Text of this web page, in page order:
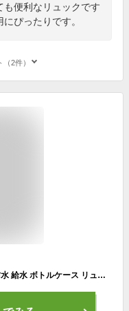
便利なリュックです
ぴったりです。
2件）
ランニング バックパック スポーツ 軽量 防水 給水 ボトルケース リュックサック 反射ストラップ付 ハイドレーションパック対応 自転車レース アウトドア サイクリングリュック マラソン ジョギング ウォーキング サイクリング 速乾 通気性 防臭 男女/子供兼用 送料無料